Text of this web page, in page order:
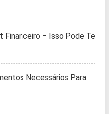
Financeiro – Isso Pode Te
Necessários Para